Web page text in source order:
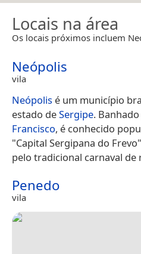
Locais na área
Os locais próximos incluem
Neópolis
vila
Neópolis é um município
estado deSergipe.
Francisco, é conhecido
"Capital Sergipana do
pelo tradicional carnaval de
Penedo
vila